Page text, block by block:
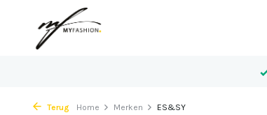
Terug Home Merken ES&SY